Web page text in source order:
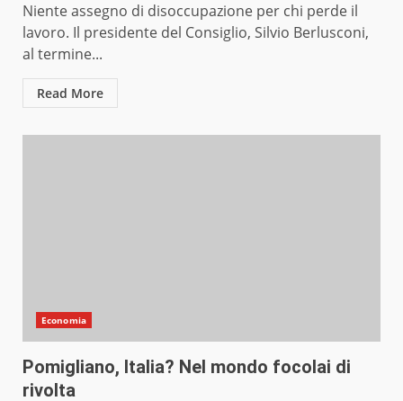
Niente assegno di disoccupazione per chi perde il
lavoro. Il presidente del Consiglio, Silvio Berlusconi,
al termine...
Read More
Economia
Pomigliano, Italia? Nel mondo focolai di
rivolta